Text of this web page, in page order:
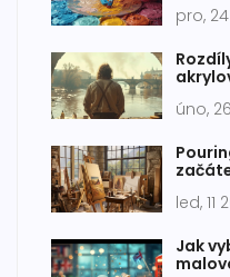
pro,
úno,
led, 11
Jak